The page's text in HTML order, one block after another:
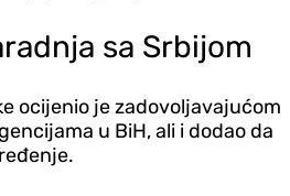
sa Srbijom
ocijenio je zadovoljavajućom
u BiH, ali i dodao da